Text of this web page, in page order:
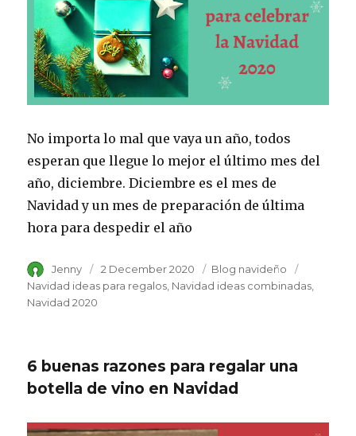
No importa lo mal que vaya un año, todos
esperan que llegue lo mejor el último mes del
año, diciembre. Diciembre es el mes de
Navidad y un mes de preparación de última
hora para despedir el año
Author
Jenny
Posted
on
2 December 2020 Category
Blog navideño
Navidad ideas para regalos Navidad ideas combinadas
Navidad 2020
6 buenas razones para regalar una
botella de vino en Navidad